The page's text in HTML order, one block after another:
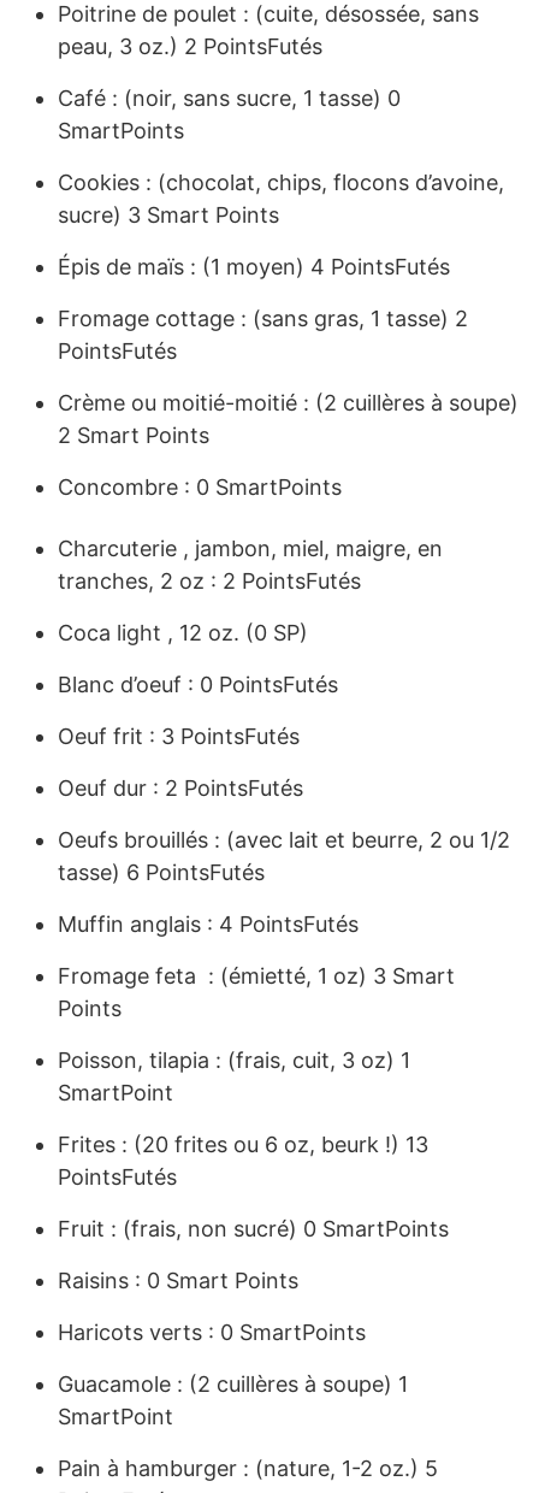
Poitrine de poulet : (cuite, désossée, sans
peau, 3 oz.) 2 PointsFutés
Café : (noir, sans sucre, 1 tasse) 0
SmartPoints
Cookies : (chocolat, chips, flocons d’avoine,
sucre) 3 Smart Points
Épis de maïs : (1 moyen) 4 PointsFutés
Fromage cottage : (sans gras, 1 tasse) 2
PointsFutés
Crème ou moitié-moitié : (2 cuillères à soupe)
2 Smart Points
Concombre : 0 SmartPoints
Charcuterie , jambon, miel, maigre, en
tranches, 2 oz : 2 PointsFutés
Coca light , 12 oz. (0 SP)
Blanc d’oeuf : 0 PointsFutés
Oeuf frit : 3 PointsFutés
Oeuf dur : 2 PointsFutés
Oeufs brouillés : (avec lait et beurre, 2 ou 1/2
tasse) 6 PointsFutés
Muffin anglais : 4 PointsFutés
Fromage feta : (émietté, 1 oz) 3 Smart
Points
Poisson, tilapia : (frais, cuit, 3 oz) 1
SmartPoint
Frites : (20 frites ou 6 oz, beurk !) 13
PointsFutés
Fruit : (frais, non sucré) 0 SmartPoints
Raisins : 0 Smart Points
Haricots verts : 0 SmartPoints
Guacamole : (2 cuillères à soupe) 1
SmartPoint
Pain à hamburger : (nature, 1-2 oz.) 5